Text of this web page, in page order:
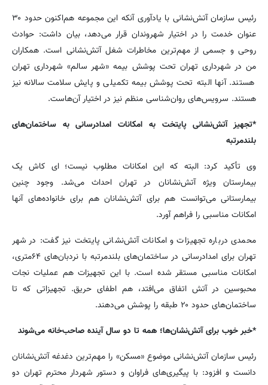
رئیس سازمان آتش‌نشانی با یادآوری آنکه این مجموعه هم‌اکنون حدود ۳۰
عنوان خدمت را در اختیار شهروندان قرار می‌دهد، بیان داشت: حوادث
روحی و جسمی از مهم‌ترین مخاطرات شغل آتش‌نشانی است. همکاران
من در شهرداری تهران تحت پوشش بیمه «شهر سالم» شهرداری تهران
هستند. آنها البته تحت پوشش بیمه تکمیلی و پایش سلامت سالانه نیز
هستند. سرویس‌های روان‌شناسی منظم نیز در اختیار آن‌هاست.
*تجهیز آتش‌نشانی پایتخت به امکانات امدادرسانی به ساختمان‌های
بلندمرتبه
وی تأکید کرد: البته که این امکانات مطلوب نیست؛ ای کاش یک
بیمارستان ویژه آتش‌نشانان در تهران احداث می‌شد. وجود چنین
بیمارستانی می‌توانست هم برای آتش‌نشانان هم برای خانواده‌های آنها
امکانات مناسبی را فراهم آورد.
محمدی درباره تجهیزات و امکانات آتش‌نشانی پایتخت نیز گفت: در شهر
تهران برای امدادرسانی در ساختمان‌های بلندمرتبه با نردبان‌های ۶۴متری،
امکانات مناسبی مستقر شده است. با این تجهیزات هم عملیات نجات
محبوسین در آتش اتفاق می‌افتد، هم اطفای حریق. تجهیزاتی که تا
ساختمان‌های حدود ۲۰ طبقه را پوشش می‌دهند.
*خبر خوب برای آتش‌نشان‌ها؛ همه تا دو سال آینده صاحب‌خانه می‌شوند
رئیس سازمان آتش‌نشانی موضوع «مسکن» را مهم‌ترین دغدغه آتش‌نشانان
دانست و افزود: با پیگیری‌های فراوان و دستور شهردار محترم تهران دو